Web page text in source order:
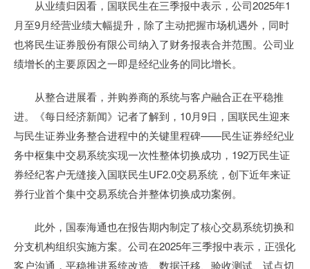
从业绩归因看，国联民生在三季报中表示，公司2025年1
月至9月经营业绩大幅提升，除了主动把握市场机遇外，同时
也将民生证券股份有限公司纳入了财务报表合并范围。公司业
绩增长的主要原因之一即是经纪业务的同比增长。
从整合进展看，并购券商的系统与客户融合正在平稳推
进。《每日经济新闻》记者了解到，10月9日，国联民生迎来
与民生证券业务整合进程中的关键里程碑——民生证券经纪业
务中枢集中交易系统实现一次性整体切换成功，192万民生证
券经纪客户无缝接入国联民生UF2.0交易系统，创下近年来证
券行业首个集中交易系统合并整体切换成功案例。
此外，国泰海通也在报告期内制定了核心交易系统切换和
分支机构组织实施方案。公司在2025年三季报中表示，正强化
客户沟通，平稳推进系统改造、数据迁移、验收测试、试点切